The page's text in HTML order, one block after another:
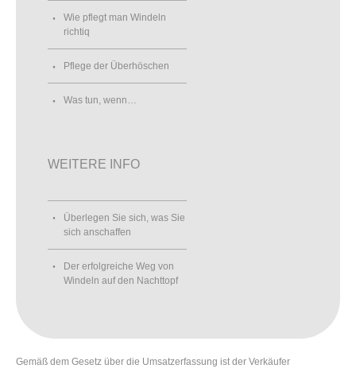
Wie pflegt man Windeln
richtiq
Pflege der Überhöschen
Was tun, wenn…
WEITERE INFO
Überlegen Sie sich, was Sie
sich anschaffen
Der erfolgreiche Weg von
Windeln auf den Nachttopf
Gemäß dem Gesetz über die Umsatzerfassung ist der Verkäufer